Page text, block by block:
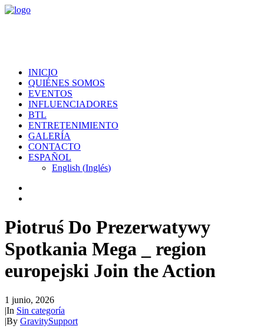
INICIO
QUIÉNES SOMOS
EVENTOS
INFLUENCIADORES
BTL
ENTRETENIMIENTO
GALERÍA
CONTACTO
ESPAÑOL
English (Inglés)
Piotruś Do Prezerwatywy
Spotkania Mega _ region
europejski Join the Action
1 junio, 2026
|In Sin categoría
|By GravitySupport